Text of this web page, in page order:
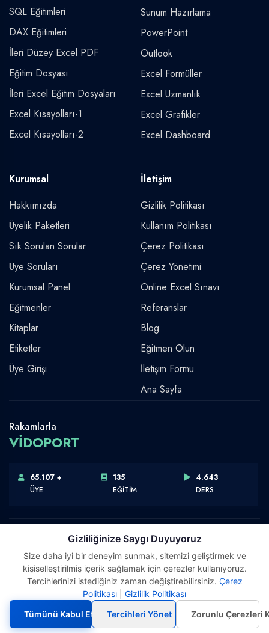
SQL Eğitimleri
DAX Eğitimleri
İleri Düzey Excel PDF
Eğitim Dosyası
İleri Excel Eğitim Dosyaları
Excel Kısayolları-1
Excel Kısayolları-2
Sunum Hazırlama
PowerPoint
Outlook
Excel Formüller
Excel Uzmanlık
Excel Grafikler
Excel Dashboard
Kurumsal
Hakkımızda
Üyelik Paketleri
Sık Sorulan Sorular
Üye Soruları
Kurumsal Panel
Eğitmenler
Kitaplar
Etiketler
Üye Girişi
İletişim
Gizlilik Politikası
Kullanım Politikası
Çerez Politikası
Çerez Yönetimi
Online Excel Sınavı
Referanslar
Blog
Eğitmen Olun
İletişim Formu
Ana Sayfa
Rakamlarla
VİDOPORT
65.107 +
ÜYE
135
EĞİTİM
4.643
DERS
Telif Hakkı © 2026 Vidoport, Inc.
Software,Design & Development:Webimonline
Gizliliğinize Saygı Duyuyoruz
Size daha iyi bir deneyim sunmak, sitemizi geliştirmek ve
kişiselleştirilmiş içerik sağlamak için çerezler kullanıyoruz.
Tercihlerinizi istediğiniz zaman değiştirebilirsiniz. Çerez
Politikası
Gizlilik Politikası
Tümünü Kabul Et
Tercihleri Yönet Zorunlu Çerezleri